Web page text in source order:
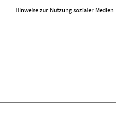
Hinweise zur Nutzung sozialer Medien